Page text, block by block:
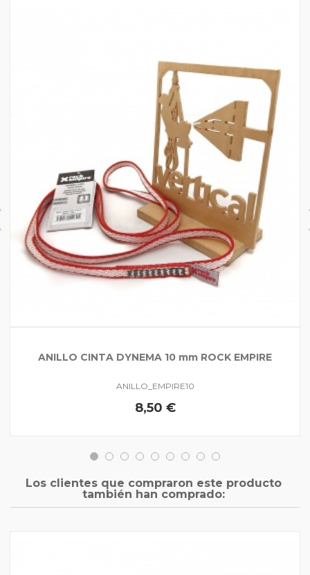
ANILLO CINTA DYNEMA 10 mm ROCK EMPIRE
ANILLO_EMPIRE10
8,50 €
Los clientes que compraron este producto
también han comprado: